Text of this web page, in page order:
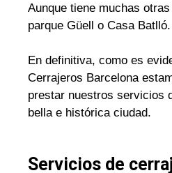
Aunque tiene muchas
parque Güell o Casa Batlló.
En definitiva, como es
Cerrajeros Barcelona
prestar nuestros servicios
bella e histórica ciudad.
Servicios de